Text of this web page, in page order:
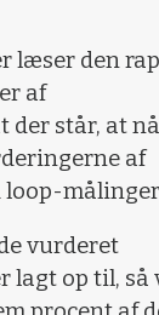
læser den
af
der står, at
af
loop-
vurderet
lagt op til, så